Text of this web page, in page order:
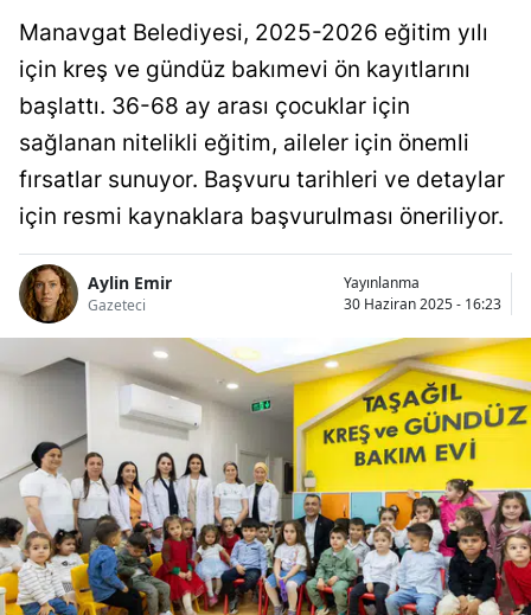
Manavgat Belediyesi, 2025-2026 eğitim yılı
için kreş ve gündüz bakımevi ön kayıtlarını
başlattı. 36-68 ay arası çocuklar için
sağlanan nitelikli eğitim, aileler için önemli
fırsatlar sunuyor. Başvuru tarihleri ve detaylar
için resmi kaynaklara başvurulması öneriliyor.
Aylin Emir
Gazeteci
Yayınlanma
30 Haziran 2025 - 16:23